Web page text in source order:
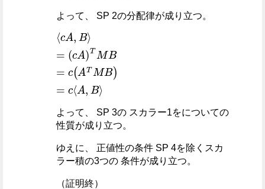
よって、 SP 2の分配律が成り立つ。
⟨c A,B⟩
=c ATMB=cA
よって、 SP 3の スカラー1をについての
性質が成り立つ。
ゆえに、 正値性の条件 SP 4を除くスカ
ラー積の3つの 条件が成り立つ。
（証明終）